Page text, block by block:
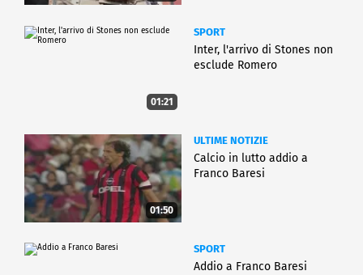
01:21
SPORT
Inter, l'arrivo di Stones non
esclude Romero
01:50
ULTIME NOTIZIE
Calcio in lutto addio a
Franco Baresi
SPORT
Addio a Franco Baresi